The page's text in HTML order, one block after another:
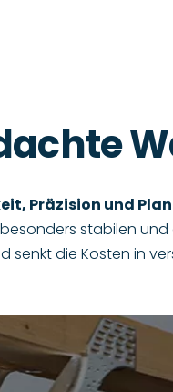
Präzision und
stabilen
die Kosten in